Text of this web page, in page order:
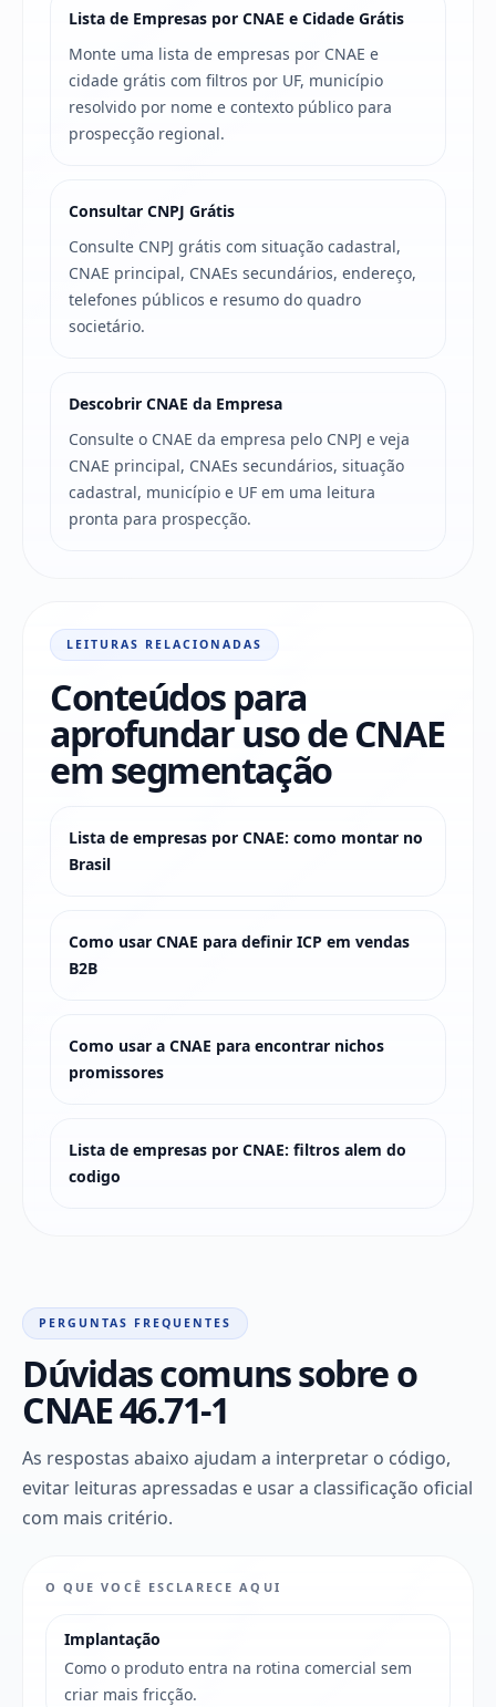
Lista de Empresas por CNAE e Cidade Grátis
Monte uma lista de empresas por CNAE e
cidade grátis com filtros por UF, município
resolvido por nome e contexto público para
prospecção regional.
Consultar CNPJ Grátis
Consulte CNPJ grátis com situação cadastral,
CNAE principal, CNAEs secundários, endereço,
telefones públicos e resumo do quadro
societário.
Descobrir CNAE da Empresa
Consulte o CNAE da empresa pelo CNPJ e veja
CNAE principal, CNAEs secundários, situação
cadastral, município e UF em uma leitura
pronta para prospecção.
LEITURAS RELACIONADAS
Conteúdos para
aprofundar uso de CNAE
em segmentação
Lista de empresas por CNAE: como montar no
Brasil
Como usar CNAE para definir ICP em vendas
B2B
Como usar a CNAE para encontrar nichos
promissores
Lista de empresas por CNAE: filtros alem do
codigo
PERGUNTAS FREQUENTES
Dúvidas comuns sobre o
CNAE 46.71-1
As respostas abaixo ajudam a interpretar o código,
evitar leituras apressadas e usar a classificação oficial
com mais critério.
O QUE VOCÊ ESCLARECE AQUI
Implantação
Como o produto entra na rotina comercial sem
criar mais fricção.